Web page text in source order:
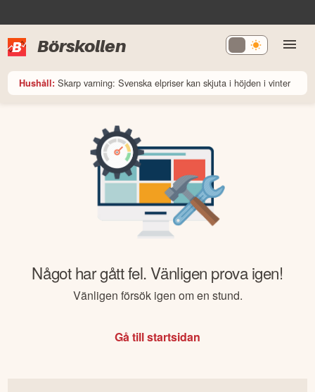
Börskollen
Hushåll: Skarp varning: Svenska elpriser kan skjuta i höjden i vinter
Något har gått fel. Vänligen prova igen!
Vänligen försök igen om en stund.
Gå till startsidan